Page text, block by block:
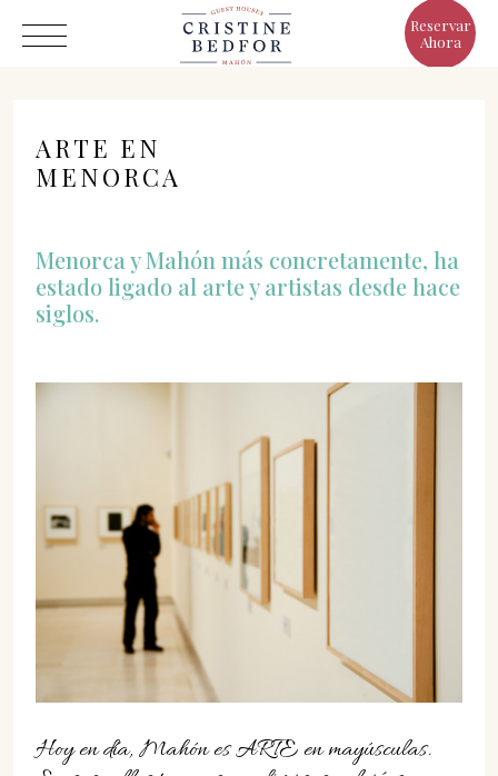
Reservar
Ahora
Habitaciones
Eat & Drink
El Mundo de Cristine
07702 Mahón, Menorca
Hotel: +34 971 635 502
+34 687 88 28 88
mahon@cristinebedfor.com
ARTE EN
MENORCA
Menorca y Mahón más concretamente, ha
estado ligado al arte y artistas desde hace
siglos.
Hoy en día, Mahón es ARTE en mayúsculas.